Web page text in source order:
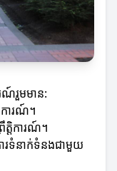
ណ៍រួមមាន:
ការណ៍។
ត្តិការណ៍។
ារទំនាក់ទំនងជាមួយ